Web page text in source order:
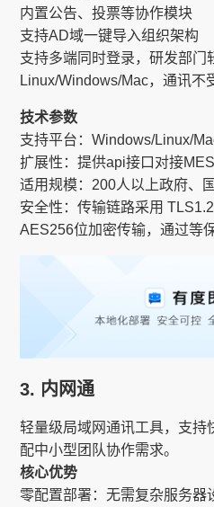
内置公告、投票等协作模块
支持AD域一键导入组织架构
支持多端同时登录，研发部门
Linux/Windows/Mac，通讯不
技术参数
支持平台：Windows/Linux/
扩展性：提供api接口对接
适用规模：200人以上政府、
安全性：传输链路采用
AES256位加密传输，通过等
3. 内网通​​
轻量级局域网通讯工具，支持
配中小型团队协作需求。
核心优势
零配置部署​​：无需复杂服务器